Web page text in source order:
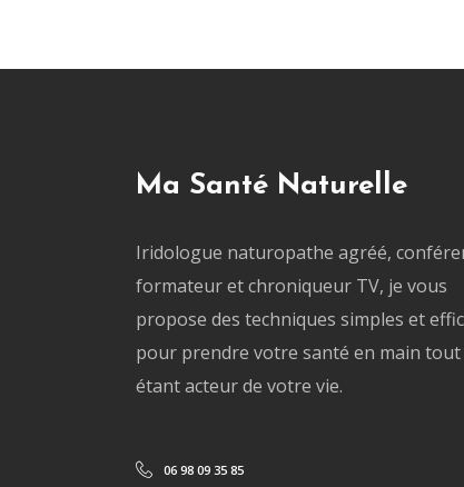
Ma Santé Naturelle
Iridologue naturopathe agréé,
formateur et chroniqueur TV, je vous
propose des techniques simples et
pour prendre votre santé en main tout
étant acteur de votre vie.
06 98 09 35 85